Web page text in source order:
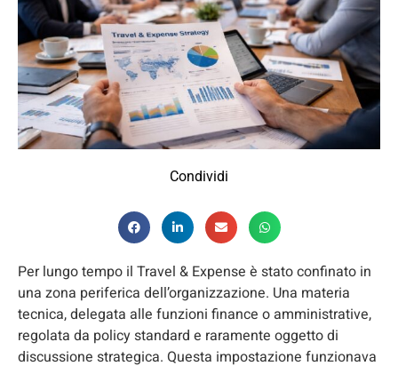
Condividi
Per lungo tempo il Travel & Expense è stato confinato in
una zona periferica dell’organizzazione. Una materia
tecnica, delegata alle funzioni finance o amministrative,
regolata da policy standard e raramente oggetto di
discussione strategica. Questa impostazione funzionava